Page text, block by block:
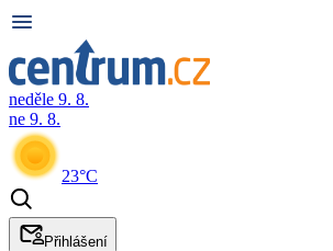
neděle 9. 8.
ne 9. 8.
23°C
Přihlášení